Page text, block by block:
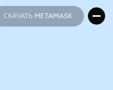
СКАЧАТЬ METAMASK